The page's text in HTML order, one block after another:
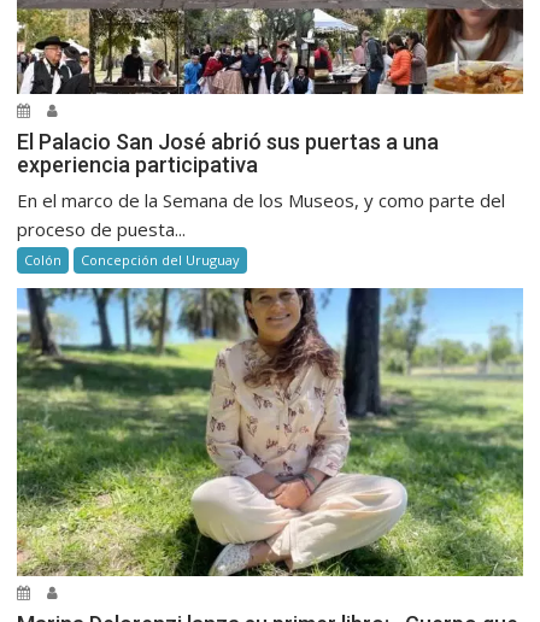
El Palacio San José abrió sus puertas a una
experiencia participativa
En el marco de la Semana de los Museos, y como parte del
proceso de puesta...
Colón Concepción del Uruguay